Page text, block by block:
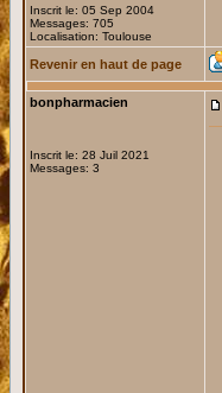
Inscrit le: 05 Sep 2004
Messages: 705
Localisation: Toulouse
Revenir en haut de page
bonpharmacien
Inscrit le: 28 Juil 2021
Messages: 3